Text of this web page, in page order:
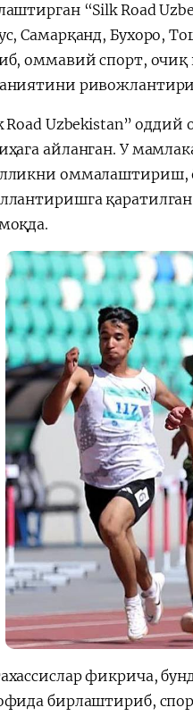
“Silk Road
Самарқанд, Бухоро,
оммавий спорт,
Road Uzbekistan”
айланган. У
оммалаштириш,
фикрича,
бирлаштириб,